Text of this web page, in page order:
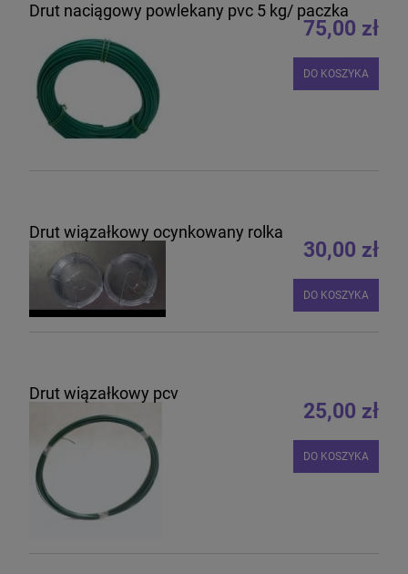
Drut naciągowy powlekany pvc 5 kg/ paczka
75,00 zł
DO KOSZYKA
Drut wiązałkowy ocynkowany rolka
30,00 zł
DO KOSZYKA
Drut wiązałkowy pcv
25,00 zł
DO KOSZYKA